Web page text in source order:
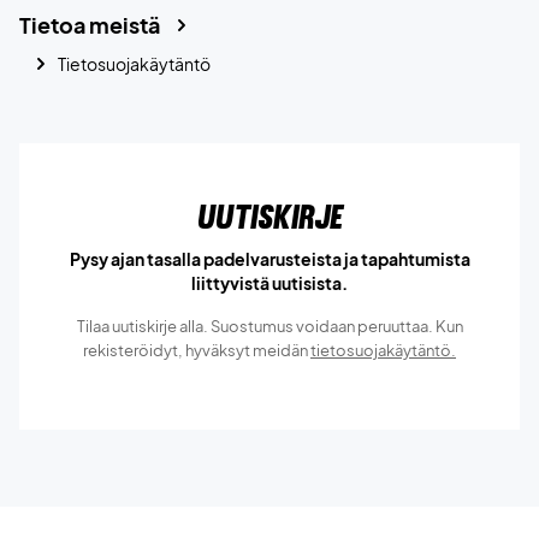
Tietoa meistä
Tietosuojakäytäntö
Uutiskirje
Pysy ajan tasalla padelvarusteista ja tapahtumista
liittyvistä uutisista.
Tilaa uutiskirje alla. Suostumus voidaan peruuttaa. Kun
rekisteröidyt, hyväksyt meidäntietosuojakäytäntö.